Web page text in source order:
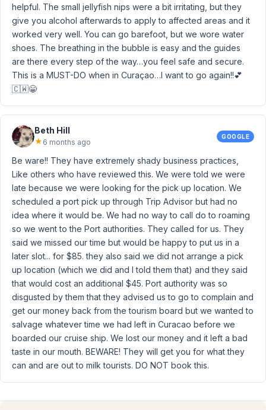
helpful. The small jellyfish nips were a bit irritating, but they
give you alcohol afterwards to apply to affected areas and it
worked very well. You can go barefoot, but we wore water
shoes. The breathing in the bubble is easy and the guides
are there every step of the way…you feel safe and secure.
This is a MUST-DO when in Curaçao…I want to go again!!💕
🇨🇼😁
Beth Hill
★ 6 months ago
GOOGLE
Be ware!! They have extremely shady business practices,
Like others who have reviewed this. We were told we were
late because we were looking for the pick up location. We
scheduled a port pick up through Trip Advisor but had no
idea where it would be. We had no way to call do to roaming
so we went to the Port authorities. They called for us. They
said we missed our time but would be happy to put us in a
later slot... for $85. they also said we did not arrange a pick
up location (which we did and I told them that) and they said
that would cost an additional $45. Port authority was so
disgusted by them that they advised us to go to complain and
get our money back from the tourism board but we wanted to
salvage whatever time we had left in Curacao before we
boarded our cruise ship. We lost our money and it left a bad
taste in our mouth. BEWARE! They will get you for what they
can and are out to milk tourists. DO NOT book this.